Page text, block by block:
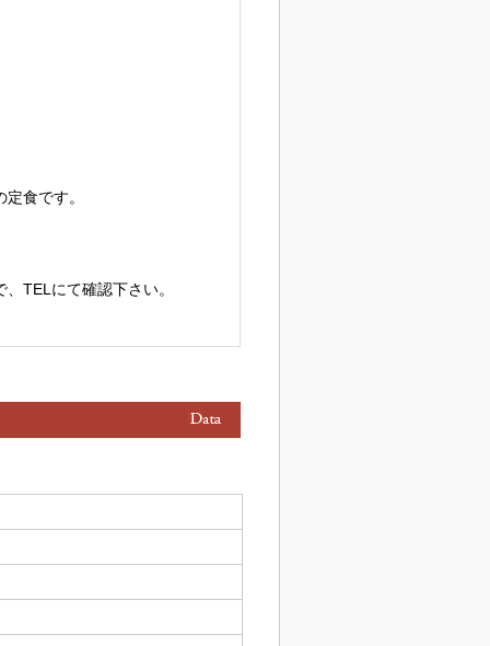
食です。
TELにて確認下さい。
漬物、御飯。
のまま食べて、最後にだし茶漬